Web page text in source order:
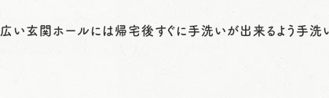
広い玄関ホールには帰宅後すぐに手洗いが出来るよう手洗